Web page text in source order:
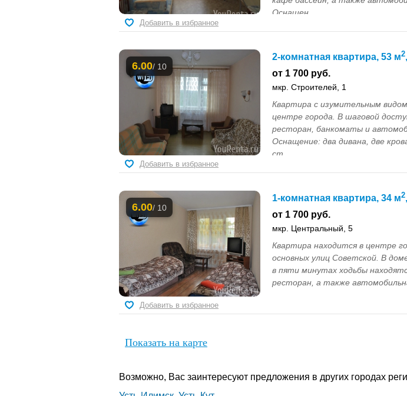
Оснащен...
Добавить в избранное
6.00/ 10
2-комнатная квартира, 53 м2
от 1 700 руб.
мкр. Строителей, 1
Квартира с изумительным
центре города. В шаговой
ресторан, банкоматы и
Оснащение: два дивана, две
ст...
Добавить в избранное
6.00/ 10
1-комнатная квартира, 34 м2
от 1 700 руб.
мкр. Центральный, 5
Квартира находится в центре
основных улиц Советской. В
в пяти минутах ходьбы
ресторан, а также
Добавить в избранное
Показать на карте
Возможно, Вас заинтересуют предложения в других городах